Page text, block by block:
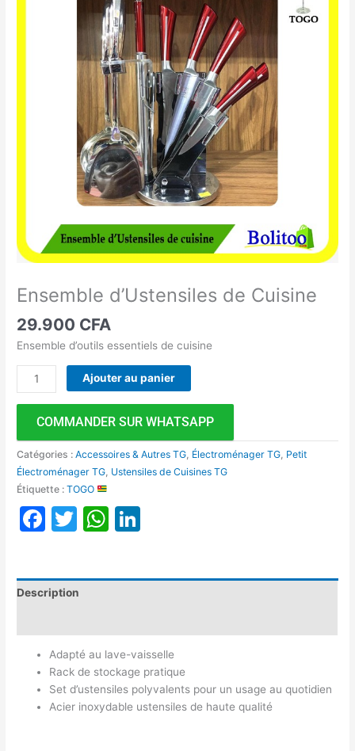
Ensemble d’Ustensiles de Cuisine
29.900 CFA
Ensemble d’outils essentiels de cuisine
Ajouter au panier
COMMANDER SUR WHATSAPP
Catégories :Accessoires & Autres TG Électroménager TG Petit
Électroménager TG Ustensiles de Cuisines TG
Étiquette :TOGO
Facebook
TwitterWhatsApp
Description
Adapté au lave-vaisselle
Rack de stockage pratique
Set d’ustensiles polyvalents pour un usage au quotidien
Acier inoxydable ustensiles de haute qualité